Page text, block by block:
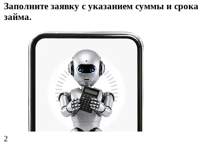
Заполните заявку с указанием суммы и срока
займа.